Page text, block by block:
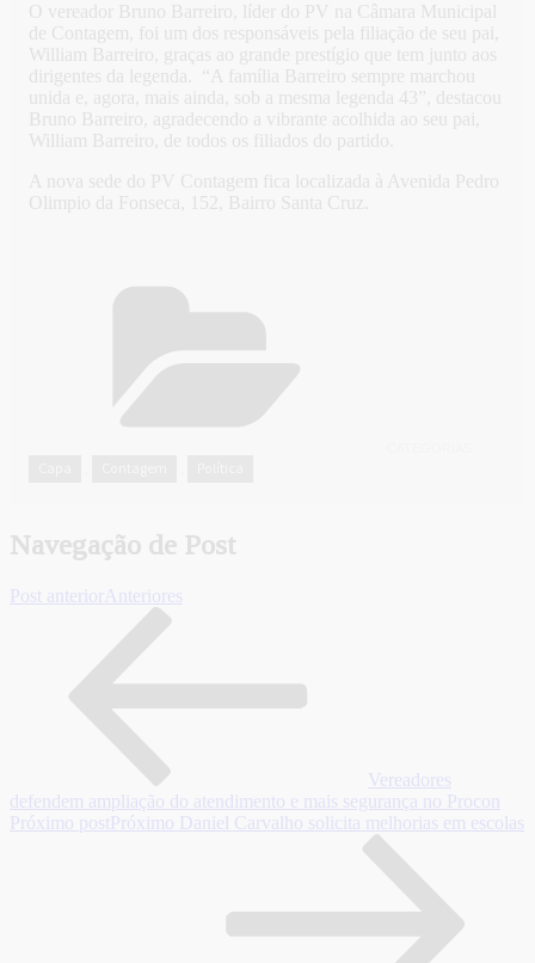
O vereador Bruno Barreiro, líder do PV na Câmara Municipal
de Contagem, foi um dos responsáveis pela filiação de seu pai,
William Barreiro, graças ao grande prestígio que tem junto aos
dirigentes da legenda. “A família Barreiro sempre marchou
unida e, agora, mais ainda, sob a mesma legenda 43”, destacou
Bruno Barreiro, agradecendo a vibrante acolhida ao seu pai,
William Barreiro, de todos os filiados do partido.
A nova sede do PV Contagem fica localizada à Avenida Pedro
Olimpio da Fonseca, 152, Bairro Santa Cruz.
Navegação de Post
Post anterior Anteriores
Vereadores
defendem ampliação do atendimento e mais segurança no Procon
Próximo post Próximo Daniel Carvalho solicita melhorias em escolas